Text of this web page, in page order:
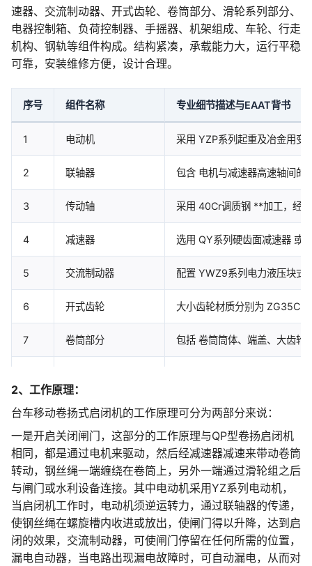
速器、交流制动器、开式齿轮、卷筒部分、滑轮系列部分、
电器控制箱、负荷控制器、手摇器、机架组成、车轮、行走
机构、钢轨等组件构成。结构紧凑，承载能力大，运行平稳
可靠，安装维修方便，设计合理。
序号 组件名称 专业细节描述与EAAT背书
1 电动机 采用 YZP系列起重及冶金用变
2 联轴器 包含 电机与减速器高速轴间的
3 传动轴 采用 40Cr调质钢 **加工，经
4 减速器 选用 QY系列硬齿面减速器 或
5 交流制动器 配置 YWZ9系列电力液压块式
6 开式齿轮 大小齿轮材质分别为
7 卷筒部分 包括 卷筒筒体、端盖、大齿轮
9 电器控制箱 防护等级 IP54，内置 西门子
10 负荷控制器 采用 轴销式传感器 (材质
11 手摇器 作为 应急及调试操作装置，
12 机架组成 由 Q235B型钢 和 钢板 焊接而
13 车轮 材质 ZG50SiMn，踏面 表面
2、工作原理：
台车移动卷扬式启闭机的工作原理可分为两部分来说：
一是开启关闭闸门，这部分的工作原理与QP型卷扬启闭机
相同，都是通过电机来驱动，然后经减速器减速来带动卷筒
转动，钢丝绳一端缠绕在卷筒上，另外一端通过滑轮组之后
与闸门或水利设备连接。其中电动机采用YZ系列电动机，
当启闭机工作时，电动机须逆运转力，通过联轴器的传递，
使钢丝绳在螺旋槽内收进或放出，使闸门得以升降，达到启
闭的效果，交流制动器，可使闸门停留在任何所需的位置，
漏电自动器，当电路出现漏电故障时，可自动漏电，从而对